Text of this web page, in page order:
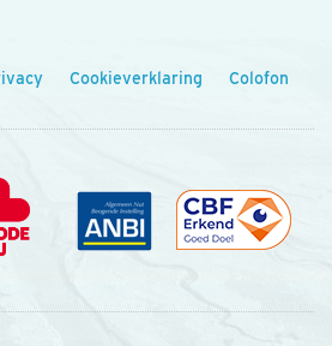
Cookieverklaring Colofon